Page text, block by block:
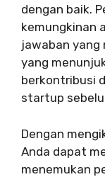
dengan baik.
kemungkinan
jawaban yang
yang
berkontribusi
startup
Dengan
Anda dapat
menemukan